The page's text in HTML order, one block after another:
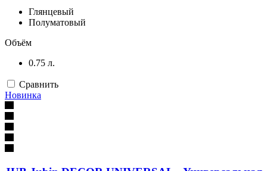
Глянцевый
Полуматовый
Объём
0.75 л.
Сравнить
Новинка